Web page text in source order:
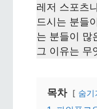
레저 스포츠
드시는 분들
는 분들이 많
그 이유는 무
목차 숨기